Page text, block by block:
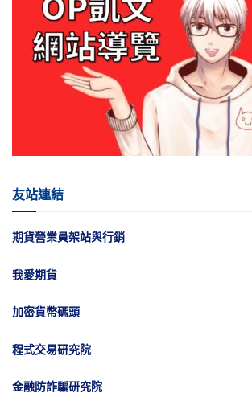
友站連結
期貨營業員架站與行銷
我愛期貨
加密貨幣碼頭
程式交易研究院
金融防詐騙研究院